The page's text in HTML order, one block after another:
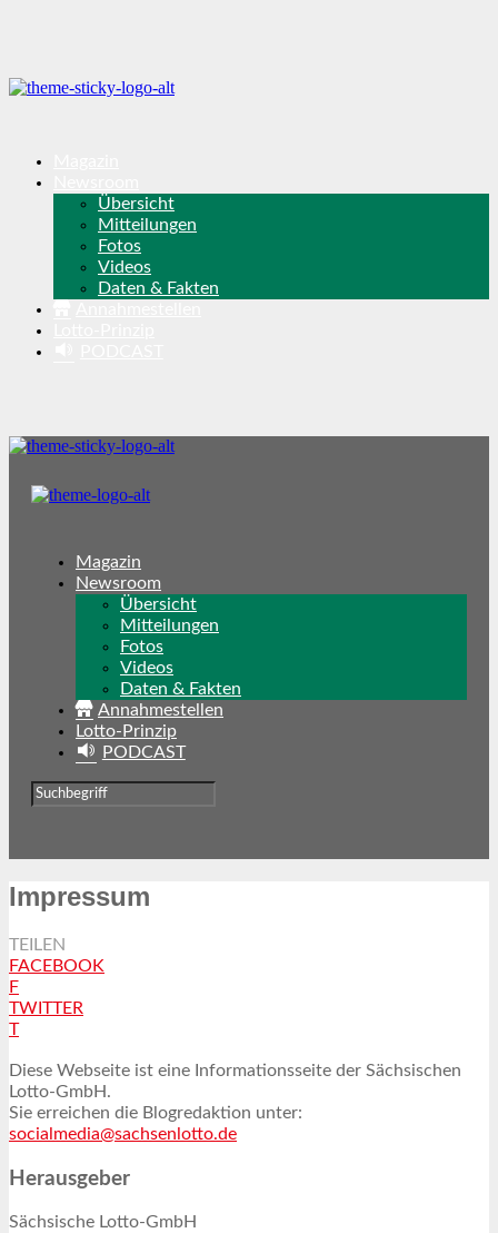
Übersicht
Mitteilungen
Fotos
Videos
Daten & Fakten
Magazin
Newsroom
Übersicht
Mitteilungen
Fotos
Videos
Daten & Fakten
Annahmestellen
Lotto-Prinzip
PODCAST
Impressum
TEILEN
FACEBOOK
F
TWITTER
T
Diese Webseite ist eine Informationsseite der Sächsischen
Lotto-GmbH.
Sie erreichen die Blogredaktion unter:
socialmedia@sachsenlotto.de
Herausgeber
Sächsische Lotto-GmbH